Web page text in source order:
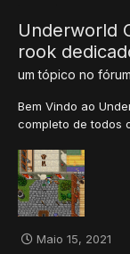
Underworld
rook
um tópico no
Bem Vindo ao
completo de todos
contando com a
e Feitiços
Vários bug...
Maio 15, 2021